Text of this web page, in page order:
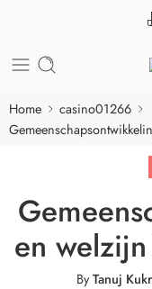
Home
casino01266
en
ByTanuj